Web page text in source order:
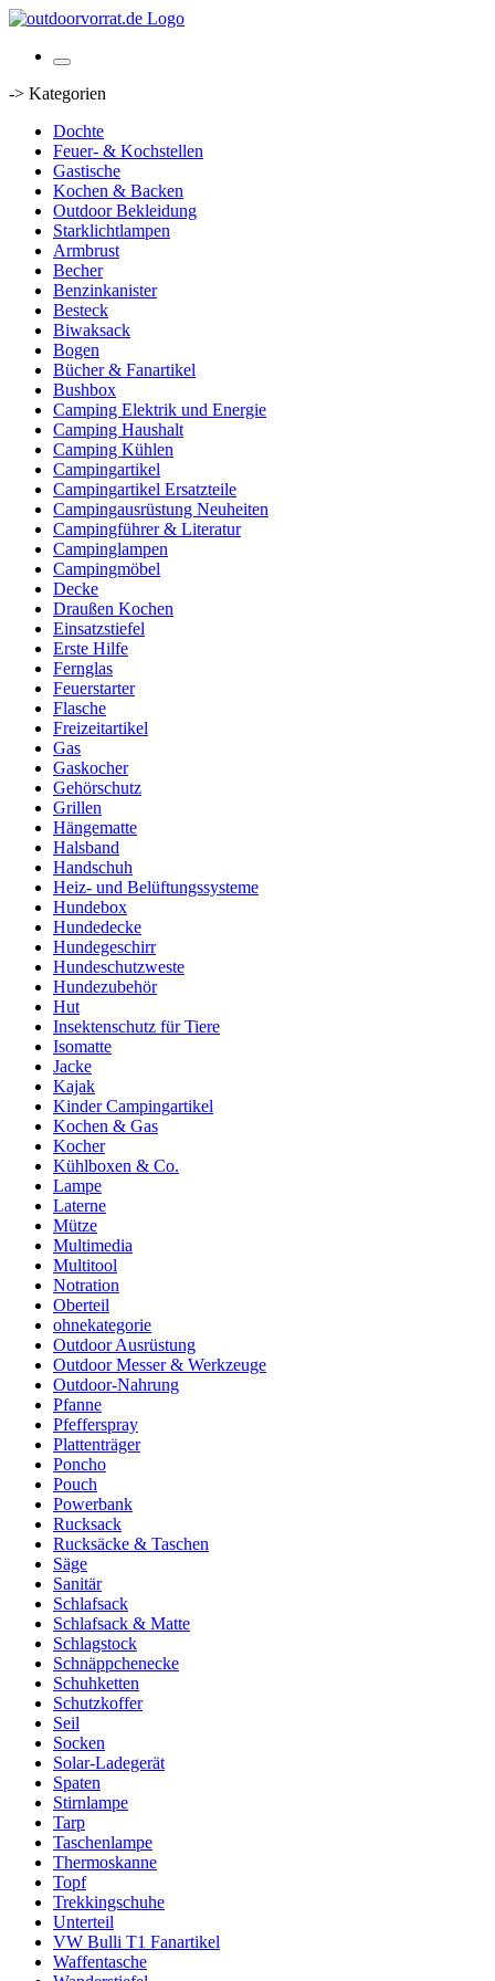
-> Kategorien
Dochte
Feuer- & Kochstellen
Gastische
Kochen & Backen
Outdoor Bekleidung
Starklichtlampen
Armbrust
Becher
Benzinkanister
Besteck
Biwaksack
Bogen
Bücher & Fanartikel
Bushbox
Camping Elektrik und Energie
Camping Haushalt
Camping Kühlen
Campingartikel
Campingartikel Ersatzteile
Campingausrüstung Neuheiten
Campingführer & Literatur
Campinglampen
Campingmöbel
Decke
Draußen Kochen
Einsatzstiefel
Erste Hilfe
Fernglas
Feuerstarter
Flasche
Freizeitartikel
Gas
Gaskocher
Gehörschutz
Grillen
Hängematte
Halsband
Handschuh
Heiz- und Belüftungssysteme
Hundebox
Hundedecke
Hundegeschirr
Hundeschutzweste
Hundezubehör
Hut
Insektenschutz für Tiere
Isomatte
Jacke
Kajak
Kinder Campingartikel
Kochen & Gas
Kocher
Kühlboxen & Co.
Lampe
Laterne
Mütze
Multimedia
Multitool
Notration
Oberteil
ohnekategorie
Outdoor Ausrüstung
Outdoor Messer & Werkzeuge
Outdoor-Nahrung
Pfanne
Pfefferspray
Plattenträger
Poncho
Pouch
Powerbank
Rucksack
Rucksäcke & Taschen
Säge
Sanitär
Schlafsack
Schlafsack & Matte
Schlagstock
Schnäppchenecke
Schuhketten
Schutzkoffer
Seil
Socken
Solar-Ladegerät
Spaten
Stirnlampe
Tarp
Taschenlampe
Thermoskanne
Topf
Trekkingschuhe
Unterteil
VW Bulli T1 Fanartikel
Waffentasche